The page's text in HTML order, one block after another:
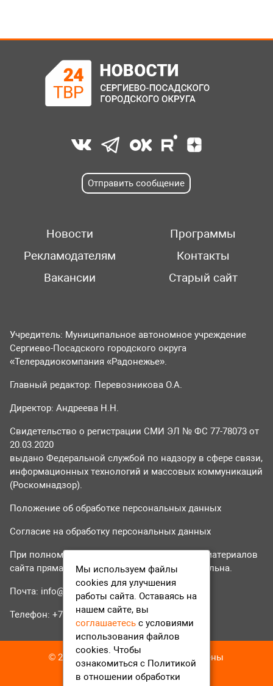
Отправить сообщение
Новости
Программы
Рекламодателям
Контакты
Вакансии
Старый сайт
Учредитель: Муниципальное автономное учреждение
Сергиево-Посадского городского округа
«Телерадиокомпания «Радонежье».
Главный редактор: Перевозникова О.А.
Директор: Андреева Н.Н.
Свидетельство о регистрации СМИ ЭЛ № ФС 77-78073 от
20.03.2020
выдано Федеральной службой по надзору в сфере связи,
информационных технологий и массовых коммуникаций
(Роскомнадзор).
Положение об обработке персональных данных
Согласие на обработку персональных данных
При полном или частичном использовании материалов
сайта прямая гиперссылка на tvr24.tv обязательна.
Почта: info@tvr24.tv
Телефон: +7 (496) 551-04-95
© 2016-2023 ТВР24 Все права защищены
Мы используем файлы
cookies для улучшения
работы сайта. Оставаясь на
нашем сайте, вы
соглашаетесь с условиями
использования файлов
cookies. Чтобы
ознакомиться с Политикой
в отношении обработки